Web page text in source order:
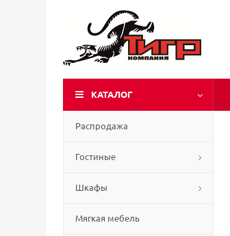
КАТАЛОГ
Распродажа
Гостиные
Шкафы
Мягкая мебель